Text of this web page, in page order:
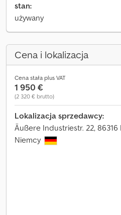
stan:
używany
Cena i lokalizacja
Cena stała plus VAT
1 950 €
(2 320 € brutto)
Lokalizacja sprzedawcy:
Äußere Industriestr. 22,
Niemcy